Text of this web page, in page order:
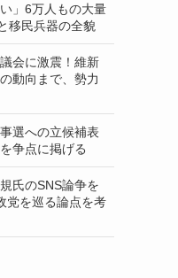
」6万人もの大量
移民兵器の全貌
会に激震！維新
動向まで、勢力
選への立候補表
争点に掲げる
氏のSNS論争を
党を巡る論点を考